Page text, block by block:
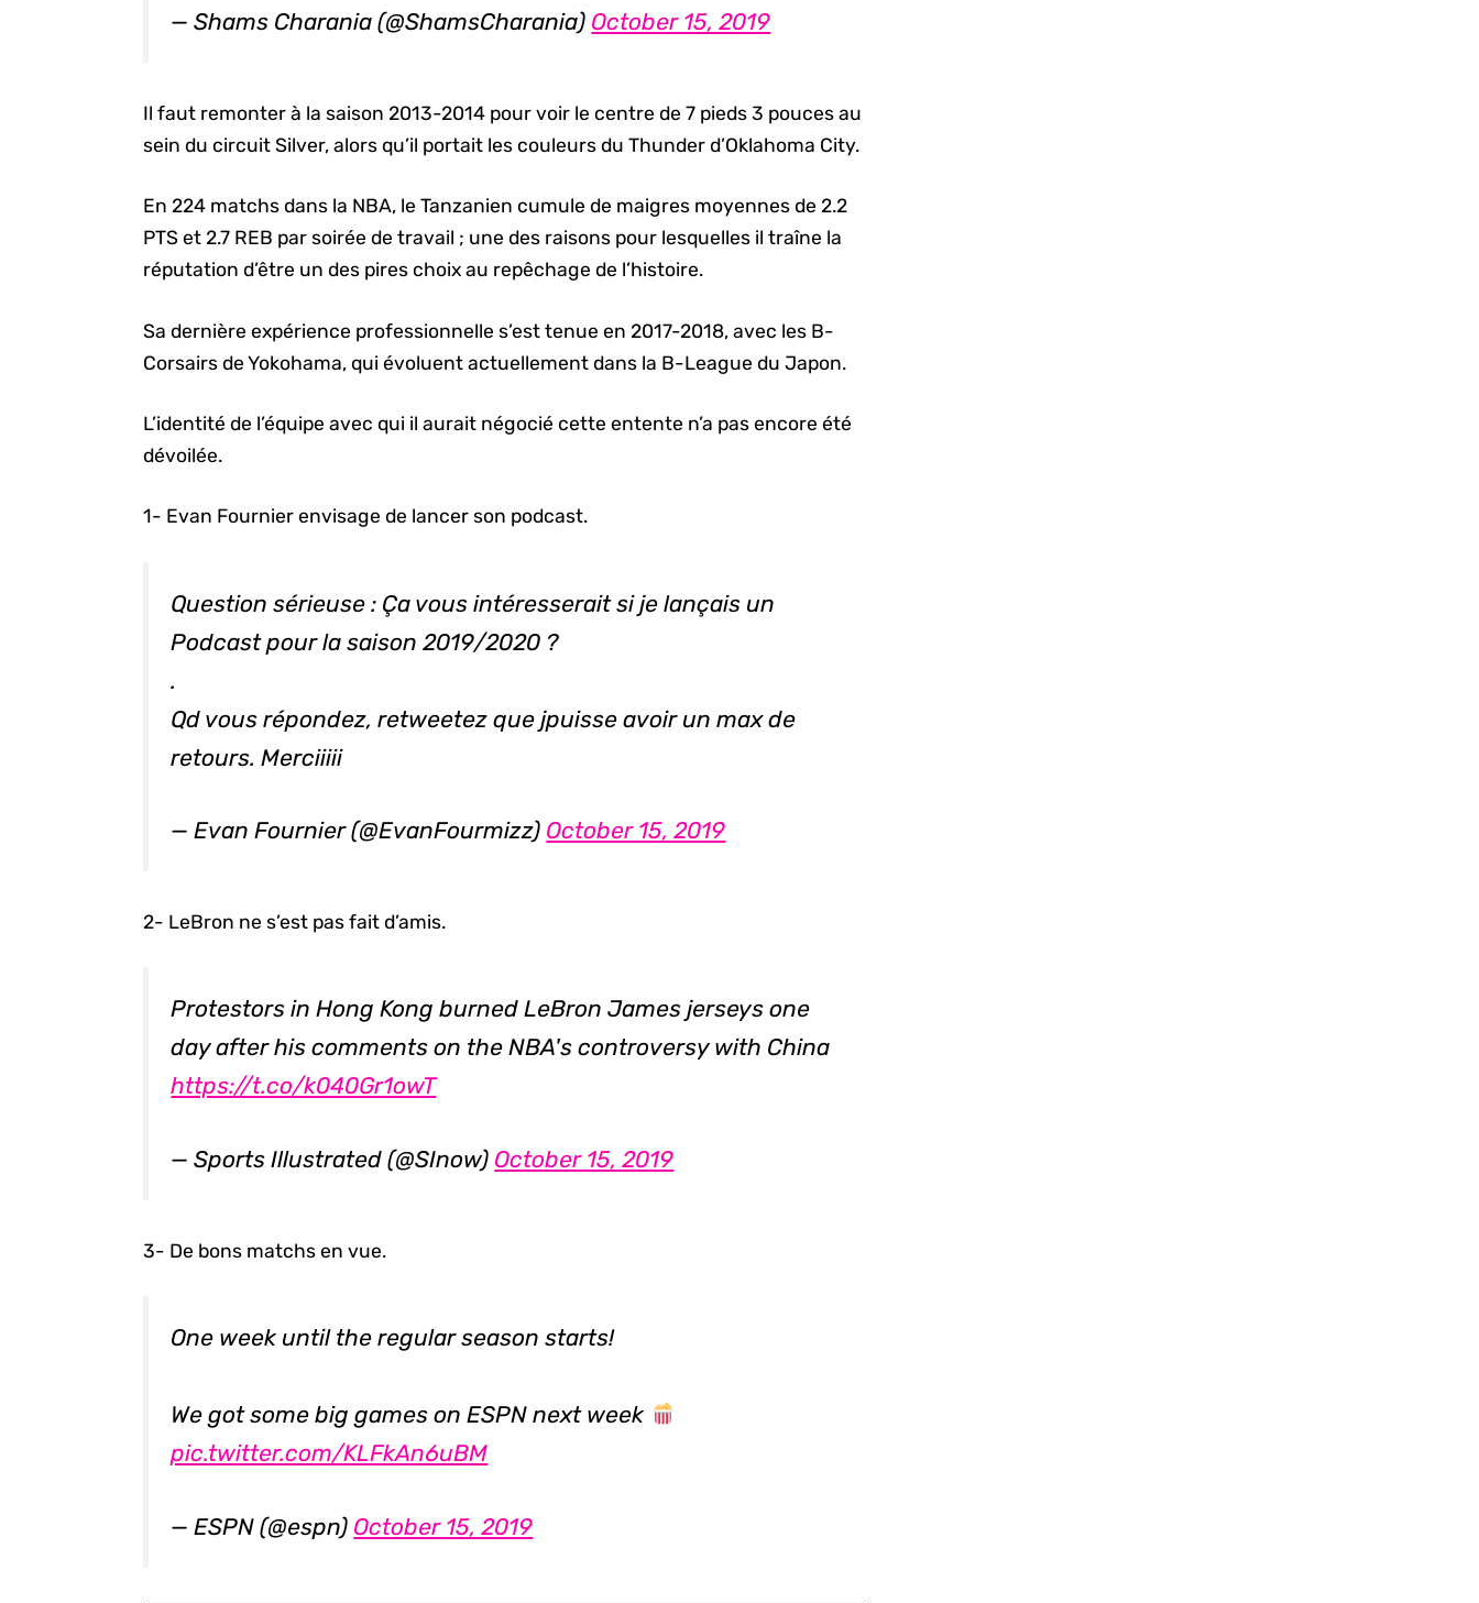
— Shams Charania (@ShamsCharania) October 15, 2019
Il faut remonter à la saison 2013-2014 pour voir le centre de 7 pieds 3 pouces au
sein du circuit Silver, alors qu’il portait les couleurs du Thunder d’Oklahoma City.
En 224 matchs dans la NBA, le Tanzanien cumule de maigres moyennes de 2.2
PTS et 2.7 REB par soirée de travail ; une des raisons pour lesquelles il traîne la
réputation d’être un des pires choix au repêchage de l’histoire.
Sa dernière expérience professionnelle s’est tenue en 2017-2018, avec les B-
Corsairs de Yokohama, qui évoluent actuellement dans la B-League du Japon.
L’identité de l’équipe avec qui il aurait négocié cette entente n’a pas encore été
dévoilée.
1- Evan Fournier envisage de lancer son podcast.
Question sérieuse : Ça vous intéresserait si je lançais un
Podcast pour la saison 2019/2020 ?
.
Qd vous répondez, retweetez que jpuisse avoir un max de
retours. Merciiiii
— Evan Fournier (@EvanFourmizz) October 15, 2019
2- LeBron ne s’est pas fait d’amis.
Protestors in Hong Kong burned LeBron James jerseys one
day after his comments on the NBA's controversy with China
https://t.co/k040Gr1owT
— Sports Illustrated (@SInow) October 15, 2019
3- De bons matchs en vue.
One week until the regular season starts!
We got some big games on ESPN next week
pic.twitter.com/KLFkAn6uBM
— ESPN (@espn) October 15, 2019